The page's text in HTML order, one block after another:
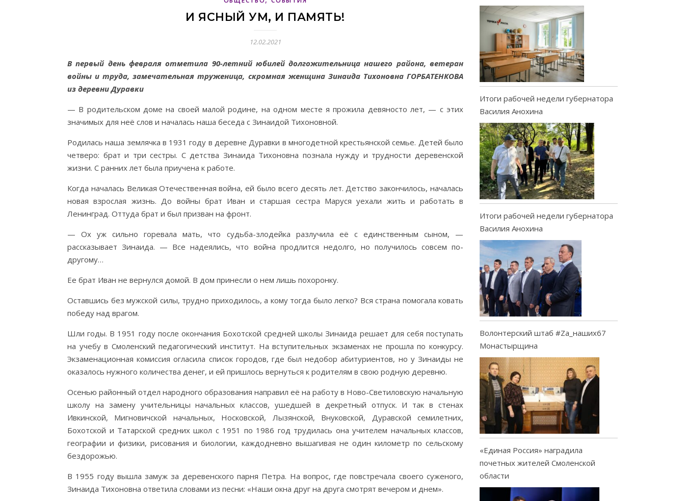
И ЯСНЫЙ УМ, И ПАМЯТЬ!
12.02.2021
В первый день февраля отметила 90-летний юбилей долгожительница нашего района, ветеран
войны и труда, замечательная труженица, скромная женщина Зинаида Тихоновна ГОРБАТЕНКОВА
из деревни Дуравки
— В родительском доме на своей малой родине, на одном месте я прожила девяносто лет, — с этих
значимых для неё слов и началась наша беседа с Зинаидой Тихоновной.
Родилась наша землячка в 1931 году в деревне Дуравки в многодетной крестьянской семье. Детей было
четверо: брат и три сестры. С детства Зинаида Тихоновна познала нужду и трудности деревенской
жизни. С ранних лет была приучена к работе.
Когда началась Великая Отечественная война, ей было всего десять лет. Детство закончилось, началась
новая взрослая жизнь. До войны брат Иван и старшая сестра Маруся уехали жить и работать в
Ленинград. Оттуда брат и был призван на фронт.
— Ох уж сильно горевала мать, что судьба-злодейка разлучила её с единственным сыном, —
рассказывает Зинаида. — Все надеялись, что война продлится недолго, но получилось совсем по-
другому…
Ее брат Иван не вернулся домой. В дом принесли о нем лишь похоронку.
Оставшись без мужской силы, трудно приходилось, а кому тогда было легко? Вся страна помогала ковать
победу над врагом.
Шли годы. В 1951 году после окончания Бохотской средней школы Зинаида решает для себя поступать
на учебу в Смоленский педагогический институт. На вступительных экзаменах не прошла по конкурсу.
Экзаменационная комиссия огласила список городов, где был недобор абитуриентов, но у Зинаиды не
оказалось нужного количества денег, и ей пришлось вернуться к родителям в свою родную деревню.
Осенью районный отдел народного образования направил её на работу в Ново-Светиловскую начальную
школу на замену учительницы начальных классов, ушедшей в декретный отпуск. И так в стенах
Ивкинской, Мигновичской начальных, Носковской, Лызянской, Внуковской, Дуравской семилетних,
Бохотской и Татарской средних школ с 1951 по 1986 год трудилась она учителем начальных классов,
географии и физики, рисования и биологии, каждодневно вышагивая не один километр по сельскому
бездорожью.
В 1955 году вышла замуж за деревенского парня Петра. На вопрос, где повстречала своего суженого,
Зинаида Тихоновна ответила словами из песни: «Наши окна друг на друга смотрят вечером и днем».
Итоги рабочей недели губернатора
Василия Анохина
Итоги рабочей недели губернатора
Василия Анохина
Волонтерский штаб #Za_наших67
Монастырщина
«Единая Россия» наградила
почетных жителей Смоленской
области